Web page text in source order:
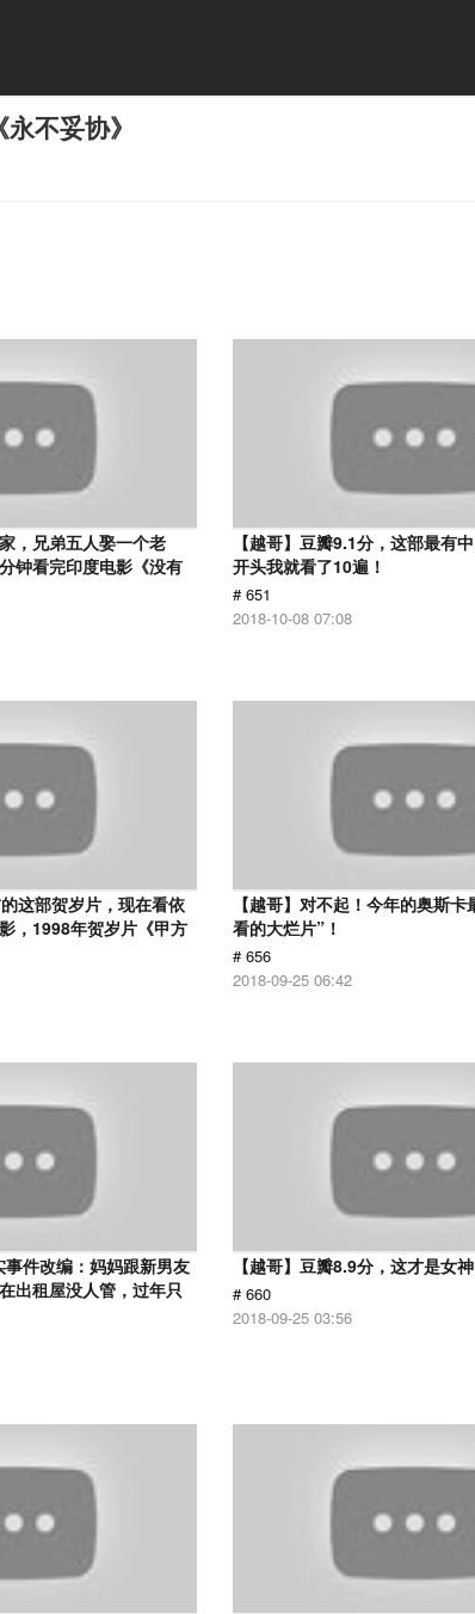
不妥协》
，兄弟五人娶一个老
钟看完印度电影《没有
【越哥】豆瓣9.1分，这部最有
开头我就看了10遍！
# 651
2018-10-08 07:08
这部贺岁片，现在看依
，1998年贺岁片《甲方
【越哥】对不起！今年的奥斯
看的大烂片”！
# 656
2018-09-25 06:42
事件改编：妈妈跟新男友
出租屋没人管，过年只
【越哥】豆瓣8.9分，这才是女神
# 660
2018-09-25 03:56